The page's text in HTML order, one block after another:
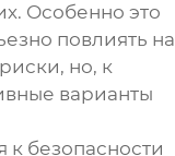
Особенно это
повлиять на
но, к
варианты
к безопасности